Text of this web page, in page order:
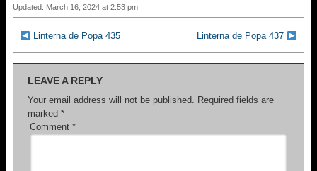
c
e
b
o
o
k
tt
er
ail ar
Updated: March 16, 2024 at 2:53 pm
Linterna de Popa 435 Linterna de Popa 437
LEAVE A REPLY
Your email address will not be published. Required fields are
marked *
Comment *